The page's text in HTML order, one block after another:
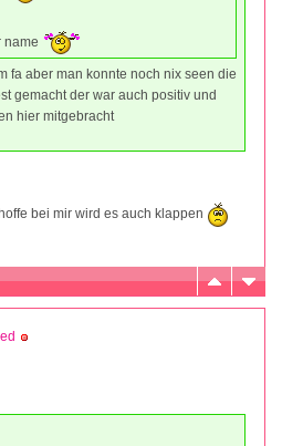
name
fa aber man konnte noch nix seen die
gemacht der war auch positiv und
hier mitgebracht
bei mir wird es auch klappen